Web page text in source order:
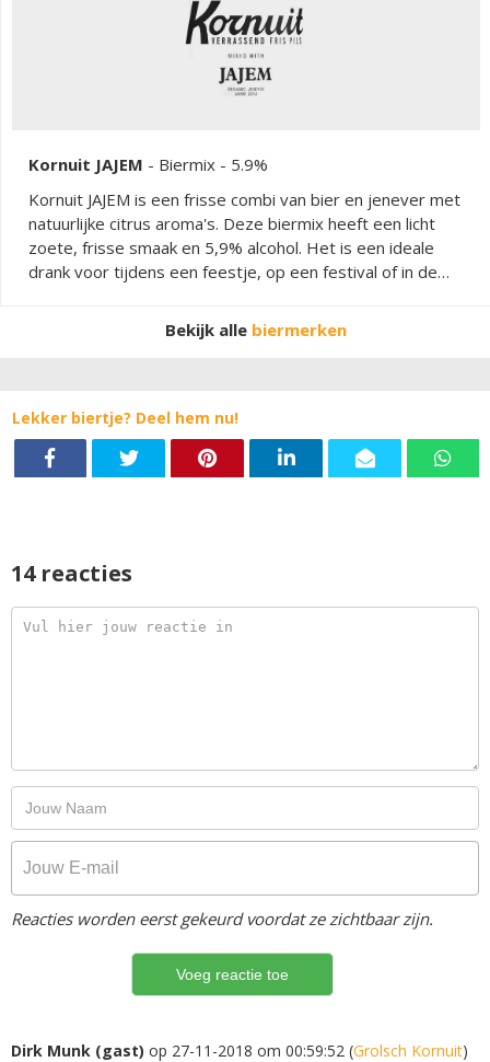
Kornuit JAJEM - Biermix - 5.9%
Kornuit JAJEM is een frisse combi van bier en jenever met
natuurlijke citrus aroma's. Deze biermix heeft een licht
zoete, frisse smaak en 5,9% alcohol. Het is een ideale
drank voor tijdens een feestje, op een festival of in de
Bekijk alle biermerken
Lekker biertje? Deel hem nu!
14 reacties
Reacties worden eerst gekeurd voordat ze zichtbaar zijn.
Dirk Munk (gast) op 27-11-2018 om 00:59:52 (Grolsch Kornuit)